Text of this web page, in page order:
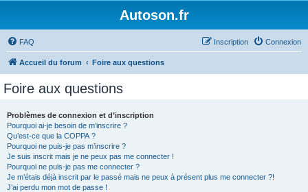
Autoson.fr
FAQ Connexion
Inscription
Accueil du forum Foire aux questions
Foire aux questions
Problèmes de connexion et d’inscription
Pourquoi ai-je besoin de m’inscrire ?
Qu’est-ce que la COPPA ?
Pourquoi ne puis-je pas m’inscrire ?
Je suis inscrit mais je ne peux pas me connecter !
Pourquoi ne puis-je pas me connecter ?
Je m’étais déjà inscrit par le passé mais ne peux à présent plus me connecter ?!
J’ai perdu mon mot de passe !